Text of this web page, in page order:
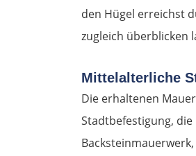
den Hügel erreichst
zugleich überblicken
Mittelalterliche
Die erhaltenen
Stadtbefestigung,